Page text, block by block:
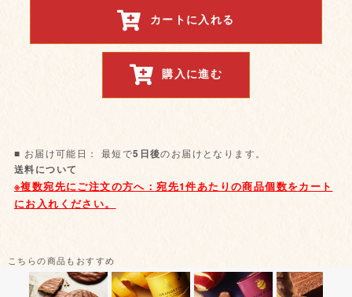
カートに入れる
購入に進む
■ お届け可能日： 最短で5日後のお届けとなります。
送料について
こちらの商品もおすすめ